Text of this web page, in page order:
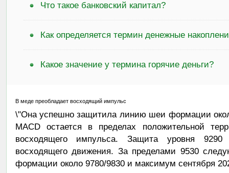
Что такое банковский капитал?
Как определяется термин денежные
Какое значение у термина горячие деньги?
В меде преобладает восходящий импульс
\"Она успешно защитила линию шеи формации
MACD остается в пределах положительной
восходящего импульса. Защита уровня
восходящего движения. За пределами 9530
формации около 9780/9830 и максимум сентября